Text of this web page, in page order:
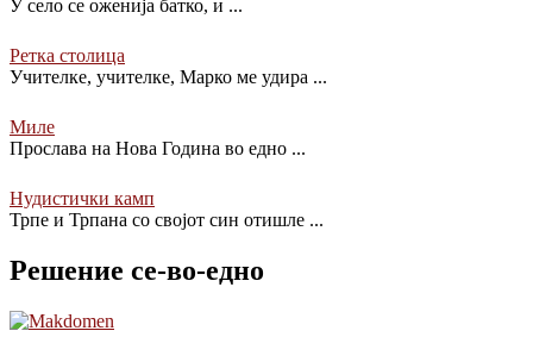
У село се оженија батко, и ...
Ретка столица
Учителке, учителке, Марко ме удира ...
Миле
Прослава на Нова Година во едно ...
Нудистички камп
Трпе и Трпана со својот син отишле ...
Решение се-во-едно